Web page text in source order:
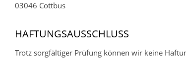
03046 Cottbus
HAFTUNGSAUSSCHLUSS
Trotz sorgfältiger Prüfung können wir keine